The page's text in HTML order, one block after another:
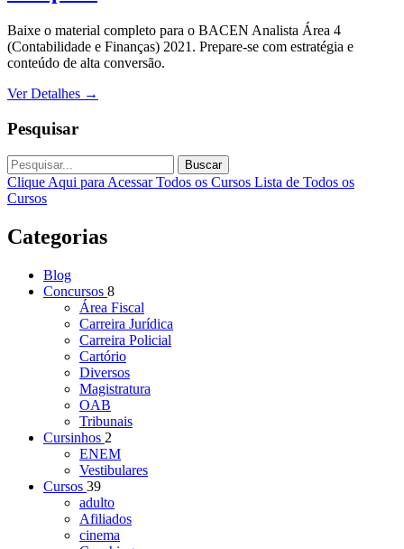
Baixe o material completo para o BACEN Analista Área 4
(Contabilidade e Finanças) 2021. Prepare-se com estratégia e
conteúdo de alta conversão.
Ver Detalhes →
Pesquisar
Buscar
Clique Aqui para Acessar Todos os Cursos Lista de Todos os
Cursos
Categorias
Blog
Concursos 8
Área Fiscal
Carreira Jurídica
Carreira Policial
Cartório
Diversos
Magistratura
OAB
Tribunais
Cursinhos 2
ENEM
Vestibulares
Cursos 39
adulto
Afiliados
cinema